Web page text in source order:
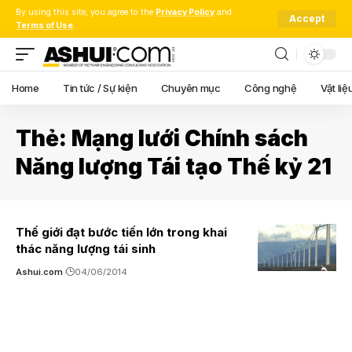
By using this site, you agree to the Privacy Policy and
Terms of Use.
Accept
Home Tin tức / Sự kiện Chuyên mục Công nghệ Vật
Thẻ: Mạng lưới Chính sách
Năng lượng Tái tạo Thế kỷ 21
Thế giới đạt bước tiến lớn trong khai
thác năng lượng tái sinh
Ashui.com 04/06/2014